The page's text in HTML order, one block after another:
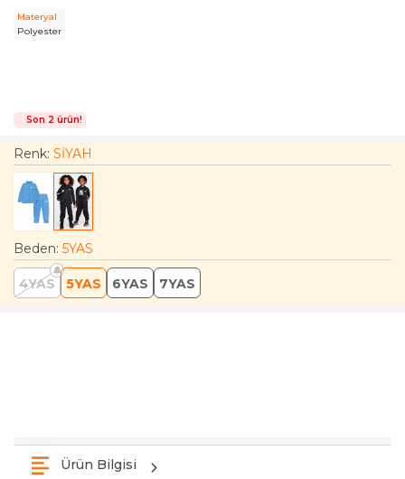
Materyal
Polyester
Son 2 ürün!
Renk: SİYAH
Beden: 5YAS
4YAS 5YAS 6YAS 7YAS
Ürün Bilgisi